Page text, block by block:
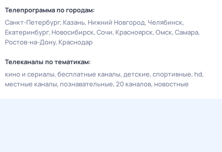
Телепрограмма по городам:
Санкт-Петербург Казань Нижний Новгород Челябинск
Екатеринбург Новосибирск Сочи Красноярск Омск Самара
Ростов-на-Дону Краснодар
Телеканалы по тематикам:
кино и сериалы бесплатные каналы детские спортивные hd
местные каналы познавательные 20 каналов новостные